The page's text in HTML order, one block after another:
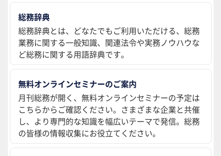
総務辞典
総務辞典とは、どなたでもご利用いただける、総務
業務に関する一般知識、関連法令や実務ノウハウな
ど総務に関する用語辞典です。
無料オンラインセミナーのご案内
月刊総務が開く、無料オンラインセミナーの予定は
こちらからご確認ください。さまざまな企業と共催
し、より専門的な知識を幅広いテーマで発信。総務
の皆様の情報収集にお役立てください。